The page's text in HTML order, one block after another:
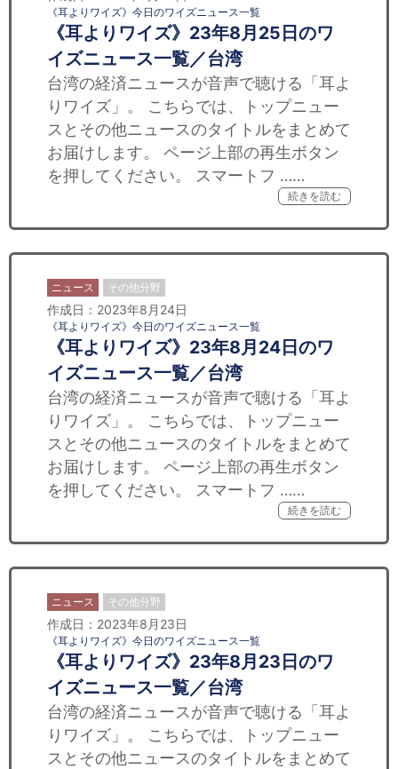
《耳よりワイズ》今日のワイズニュース一覧
《耳よりワイズ》23年8月25日のワ
イズニュース一覧／台湾
台湾の経済ニュースが音声で聴ける「耳よ
りワイズ」。 こちらでは、トップニュー
スとその他ニュースのタイトルをまとめて
お届けします。 ページ上部の再生ボタン
を押してください。 スマートフ ……
続きを読む
ニュース その他分野
作成日：2023年8月24日
《耳よりワイズ》今日のワイズニュース一覧
《耳よりワイズ》23年8月24日のワ
イズニュース一覧／台湾
台湾の経済ニュースが音声で聴ける「耳よ
りワイズ」。 こちらでは、トップニュー
スとその他ニュースのタイトルをまとめて
お届けします。 ページ上部の再生ボタン
を押してください。 スマートフ ……
続きを読む
ニュース その他分野
作成日：2023年8月23日
《耳よりワイズ》今日のワイズニュース一覧
《耳よりワイズ》23年8月23日のワ
イズニュース一覧／台湾
台湾の経済ニュースが音声で聴ける「耳よ
りワイズ」。 こちらでは、トップニュー
スとその他ニュースのタイトルをまとめて